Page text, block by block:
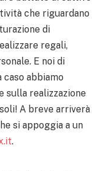
che riguardano
di
regali,
E noi di
caso abbiamo
sulla realizzazione
A breve arriverà
si appoggia a un
.